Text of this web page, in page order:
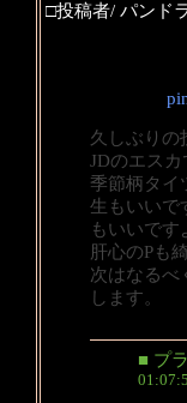
□投稿者/ パンド
久しぶりの
JDのエスカ
季節柄タイ
生もいいで
もいいです
肝心のPも
次はなるべ
します。
■ プ